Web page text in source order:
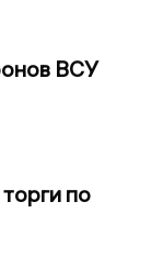
ВСУ
по